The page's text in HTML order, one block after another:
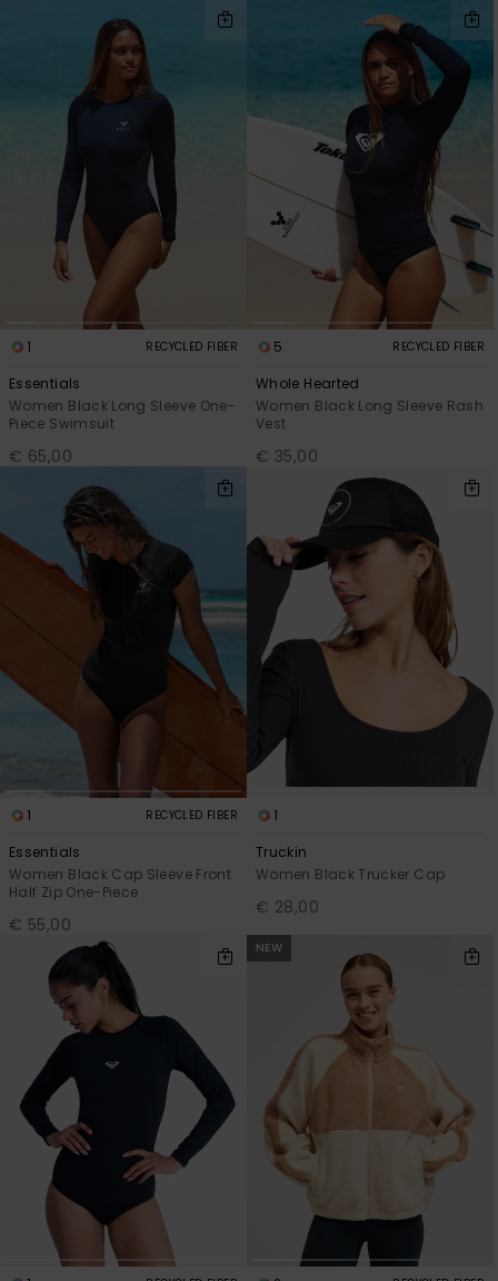
1 RECYCLED FIBER
Essentials
Women Black Long Sleeve One-
Piece Swimsuit
€ 65,00
5 RECYCLED FIBER
Whole Hearted
Women Black Long Sleeve Rash
Vest
€ 35,00
1 RECYCLED FIBER
Essentials
Women Black Cap Sleeve Front
Half Zip One-Piece
€ 55,00
1
Truckin
Women Black Trucker Cap
€ 28,00
NEW